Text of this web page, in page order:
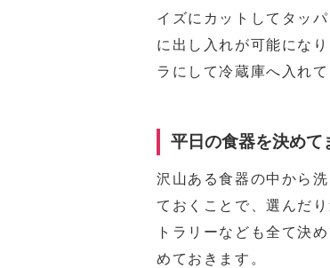
イズにカットしてタッ
に出し入れが可能にな
ラにして冷蔵庫へ入れ
平日の食器を決めて
沢山ある食器の中から
ておくことで、選んだ
トラリーなども全て決
めておきます。